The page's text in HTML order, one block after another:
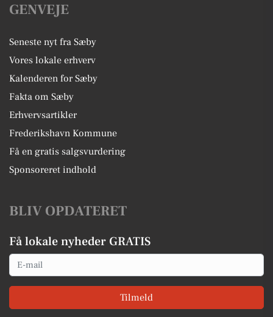
GENVEJE
Seneste nyt fra Sæby
Vores lokale erhverv
Kalenderen for Sæby
Fakta om Sæby
Erhvervsartikler
Frederikshavn Kommune
Få en gratis salgsvurdering
Sponsoreret indhold
BLIV OPDATERET
Få lokale nyheder GRATIS
Email
Tilmeld